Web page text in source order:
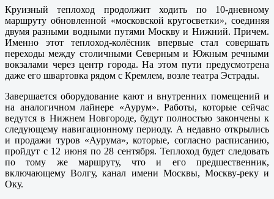
Круизный теплоход продолжит ходить по 10-дневному
маршруту обновленной «московской кругосветки», соединяя
двумя разными водными путями Москву и Нижний. Причем.
Именно этот теплоход-колёсник впервые стал совершать
переходы между столичными Северным и Южным речными
вокзалами через центр города. На этом пути предусмотрена
даже его швартовка рядом с Кремлем, возле театра Эстрады.
Завершается оборудование кают и внутренних помещений и
на аналогичном лайнере «Аурум». Работы, которые сейчас
ведутся в Нижнем Новгороде, будут полностью закончены к
следующему навигационному периоду. А недавно открылись
и продажи туров «Аурума», которые, согласно расписанию,
пройдут с 12 июня по 28 сентября. Теплоход будет следовать
по тому же маршруту, что и его предшественник,
включающему Волгу, канал имени Москвы, Москву-реку и
Оку.